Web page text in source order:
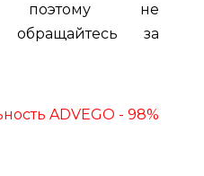
поэтому не
за